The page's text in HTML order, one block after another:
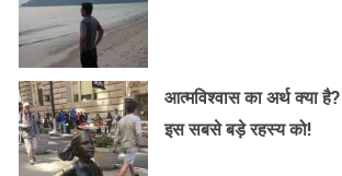
आत्मविश्वास का अर्थ क्या
इस सबसे बड़े रहस्य को!